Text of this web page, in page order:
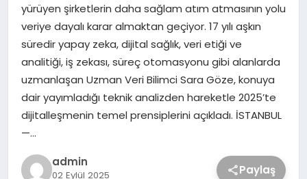
yürüyen şirketlerin daha sağlam atım atmasının yolu
veriye dayalı karar almaktan geçiyor. 17 yılı aşkın
süredir yapay zeka, dijital sağlık, veri etiği ve
analitiği, iş zekası, süreç otomasyonu gibi alanlarda
uzmanlaşan Uzman Veri Bilimci Sara Göze, konuya
dair yayımladığı teknik analizden hareketle 2025’te
dijitalleşmenin temel prensiplerini açıkladı. İSTANBUL
—…
admin
02 Eylül 2025 Paylaş